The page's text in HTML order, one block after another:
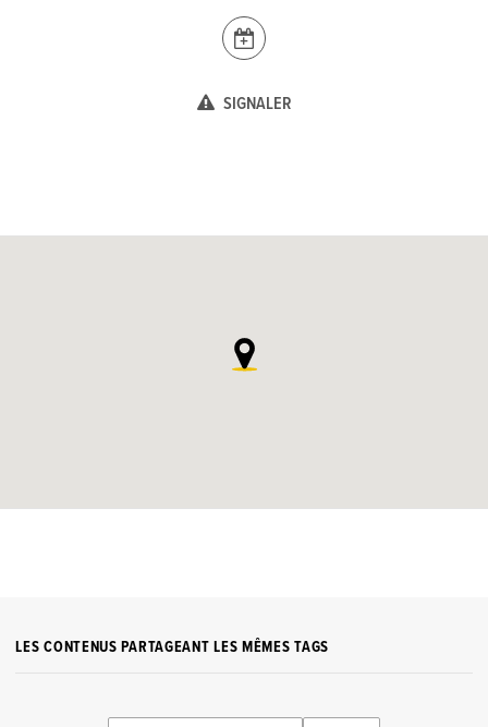
SIGNALER
LES CONTENUS PARTAGEANT LES MÊMES TAGS